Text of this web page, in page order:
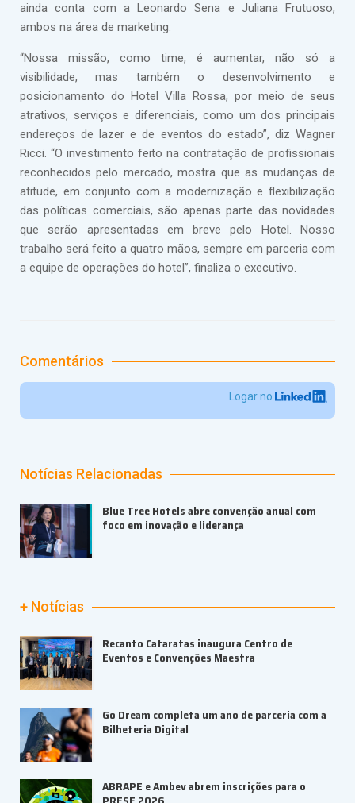
ainda conta com a Leonardo Sena e Juliana Frutuoso,
ambos na área de marketing.
“Nossa missão, como time, é aumentar, não só a
visibilidade, mas também o desenvolvimento e
posicionamento do Hotel Villa Rossa, por meio de seus
atrativos, serviços e diferenciais, como um dos principais
endereços de lazer e de eventos do estado”, diz Wagner
Ricci. “O investimento feito na contratação de profissionais
reconhecidos pelo mercado, mostra que as mudanças de
atitude, em conjunto com a modernização e flexibilização
das políticas comerciais, são apenas parte das novidades
que serão apresentadas em breve pelo Hotel. Nosso
trabalho será feito a quatro mãos, sempre em parceria com
a equipe de operações do hotel”, finaliza o executivo.
Comentários
Logar no
Notícias Relacionadas
Blue Tree Hotels abre convenção anual com
foco em inovação e liderança
+ Notícias
Recanto Cataratas inaugura Centro de
Eventos e Convenções Maestra
Go Dream completa um ano de parceria com a
Bilheteria Digital
ABRAPE e Ambev abrem inscrições para o